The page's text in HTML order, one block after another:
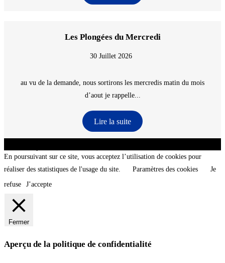
Les Plongées du Mercredi
30 Juillet 2026
au vu de la demande, nous sortirons les mercredis matin du mois
d’aout je rappelle...
Lire la suite
En poursuivant sur ce site, vous acceptez l’utilisation de cookies pour
réaliser des statistiques de l'usage du site.
Paramètres des cookies
Je
refuse
J’accepte
Fermer
Aperçu de la politique de confidentialité